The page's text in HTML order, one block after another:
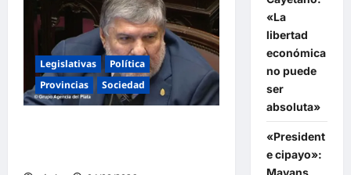
cipayo»:
Mayans
cruzó
con
dureza
a
Milei
y
advirtió
sobre
a
Legislativas
Política
Provincias
Sociedad
«La
libertad
económica
no puede
ser
absoluta»
«President
e cipayo»:
Mayans